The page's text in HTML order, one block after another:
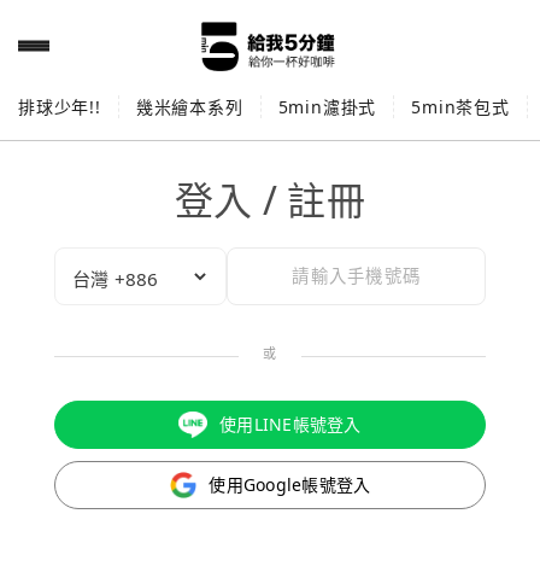
排球少年!! 幾米繪本系列 5min濾掛式 5min茶包式
登入 / 註冊
或
使用LINE帳號登入
使用Google帳號登入